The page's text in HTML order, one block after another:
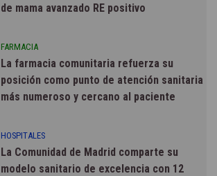
de mama avanzado RE positivo
FARMACIA
La farmacia comunitaria refuerza su
posición como punto de atención sanitaria
más numeroso y cercano al paciente
HOSPITALES
La Comunidad de Madrid comparte su
modelo sanitario de excelencia con 12